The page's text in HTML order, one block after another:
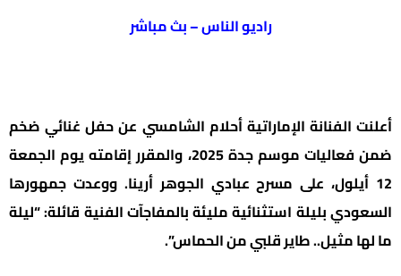
راديو الناس – بث مباشر
أعلنت الفنانة الإماراتية أحلام الشامسي عن حفل غنائي ضخم
ضمن فعاليات موسم جدة 2025، والمقرر إقامته يوم الجمعة
12 أيلول، على مسرح عبادي الجوهر أرينا. ووعدت جمهورها
السعودي بليلة استثنائية مليئة بالمفاجآت الفنية قائلة: “ليلة
ما لها مثيل.. طاير قلبي من الحماس”.